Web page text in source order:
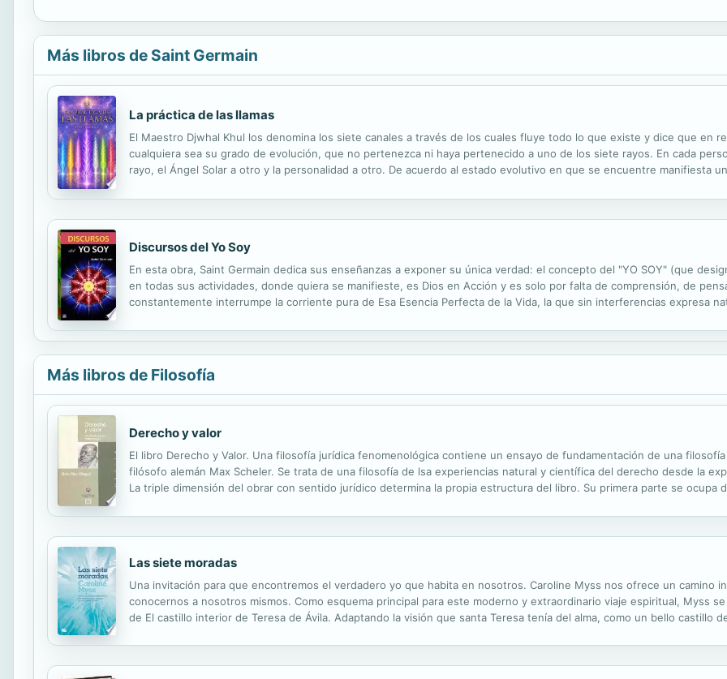
Más libros de Saint Germain
La práctica de las llamas
El Maestro Djwhal Khul los denomina los siete canales a través de los cuales fluye todo lo que existe y dice que en
cualquiera sea su grado de evolución, que no pertenezca ni haya pertenecido a uno de los siete rayos. En cada
rayo, el Ángel Solar a otro y la personalidad a otro. De acuerdo al estado evolutivo en que se encuentre manifiesta
Discursos del Yo Soy
En esta obra, Saint Germain dedica sus enseñanzas a exponer su única verdad: el concepto del "YO SOY" (que
en todas sus actividades, donde quiera se manifieste, es Dios en Acción y es solo por falta de comprensión, de
constantemente interrumpe la corriente pura de Esa Esencia Perfecta de la Vida, la que sin interferencias expresa
Más libros de Filosofía
Derecho y valor
El libro Derecho y Valor. Una filosofía jurídica fenomenológica contiene un ensayo de fundamentación de una
filósofo alemán Max Scheler. Se trata de una filosofía de lsa experiencias natural y científica del derecho desde la
La triple dimensión del obrar con sentido jurídico determina la propia estructura del libro. Su primera parte se ocupa
Las siete moradas
Una invitación para que encontremos el verdadero yo que habita en nosotros. Caroline Myss nos ofrece un camino
conocernos a nosotros mismos. Como esquema principal para este moderno y extraordinario viaje espiritual, Myss
de El castillo interior de Teresa de Ávila. Adaptando la visión que santa Teresa tenía del alma, como un bello castillo